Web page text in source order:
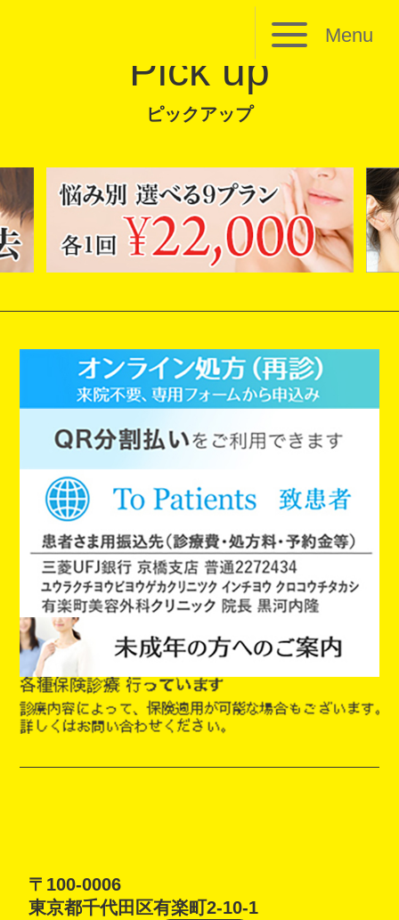
Menu
Pick up
ピックアップ
〒100-0006
東京都千代田区有楽町2-10-1